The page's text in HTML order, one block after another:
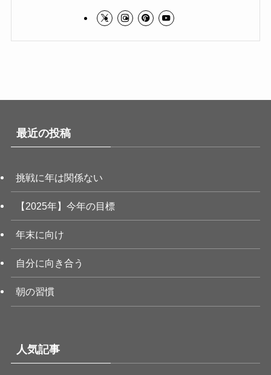
最近の投稿
挑戦に年は関係ない
【2025年】今年の目標
年末に向け
自分に向き合う
朝の習慣
人気記事